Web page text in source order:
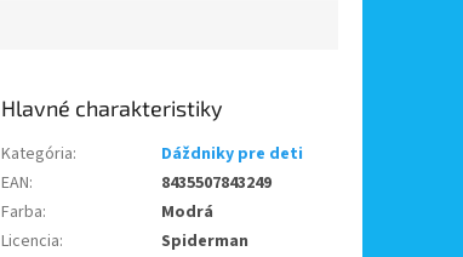
Kategória:
Dáždniky pre deti
EAN:
8435507843249
Farba:
Modrá
Licencia:
Spiderman